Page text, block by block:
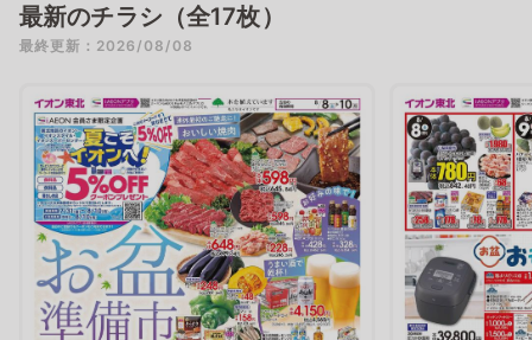
最新のチラシ（全17枚）
最終更新：2026/08/08